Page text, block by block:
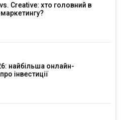
Creative: хто головний в
найбільша онлайн-
інвестиції